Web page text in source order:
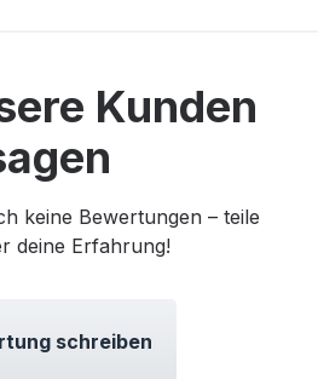
Kunden
keine Bewertungen – teile
deine Erfahrung!
schreiben